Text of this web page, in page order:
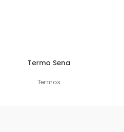
OPCIONES
Termo Sena
Termos